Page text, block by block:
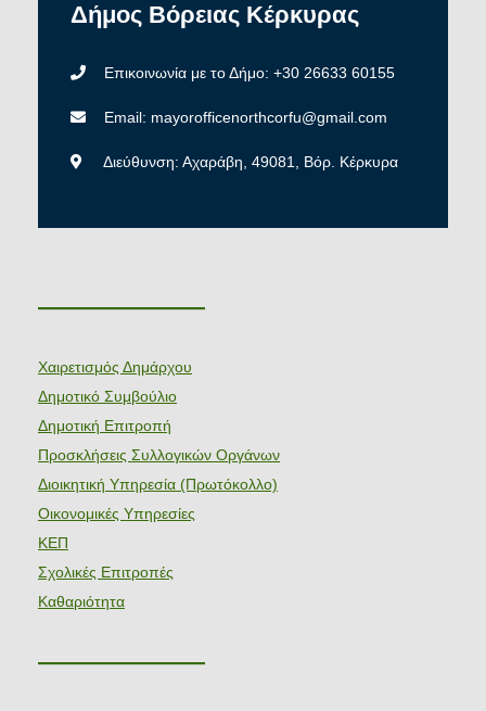
Δήμος Βόρειας Κέρκυρας
Επικοινωνία με το Δήμο: +30 26633 60155
Email: mayorofficenorthcorfu@gmail.com
Διεύθυνση: Αχαράβη, 49081, Βόρ. Κέρκυρα
———————
Χαιρετισμός Δημάρχου
Δημοτικό Συμβούλιο
Δημοτική Επιτροπή
Προσκλήσεις Συλλογικών Οργάνων
Διοικητική Υπηρεσία (Πρωτόκολλο)
Οικονομικές Υπηρεσίες
ΚΕΠ
Σχολικές Επιτροπές
Καθαριότητα
———————